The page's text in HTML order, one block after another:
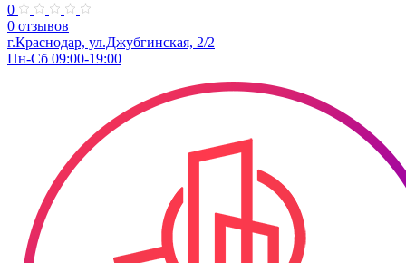
0
0 отзывов
г.Краснодар, ул.Джубгинская, 2/2
Пн-Сб 09:00-19:00